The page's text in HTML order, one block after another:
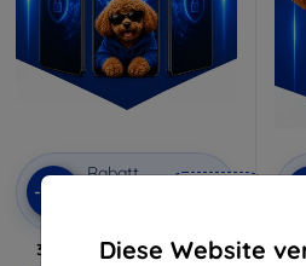
Diese Website
-10%
Rabatt
3mk Privacy Schutzglas